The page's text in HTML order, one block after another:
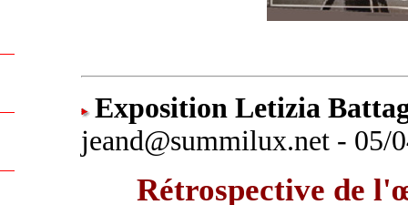
Exposition Letizia
jeand@summilux.net - 05/
Rétrospective de